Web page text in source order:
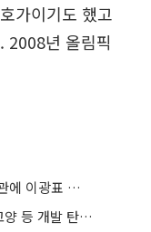
가이기도 했고
2008년 올림픽
변호사 내정
여의도 10배 면적 규제 풀린다…평택·고양 등 개발 탄력 기대